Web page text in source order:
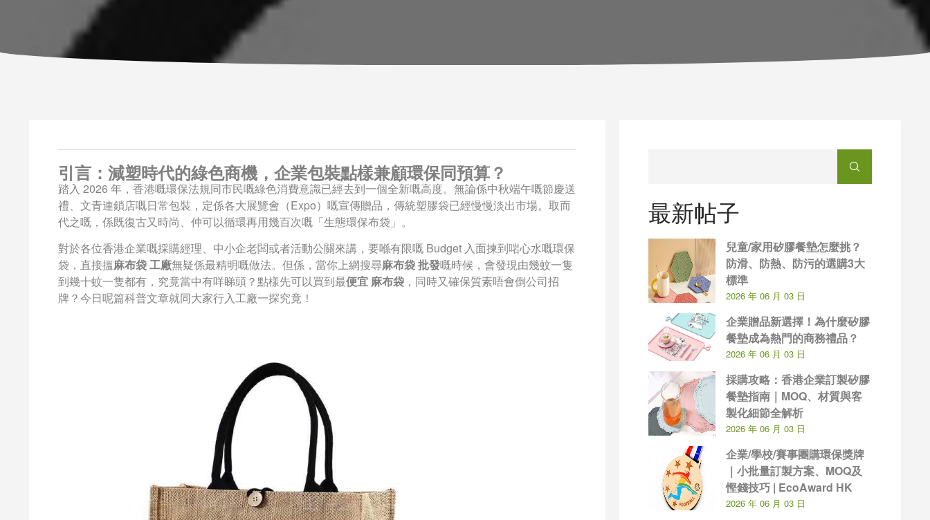
引言：減塑時代的綠色商機，企業包裝點樣兼顧環保同預算？
踏入 2026 年，香港嘅環保法規同市民嘅綠色消費意識已經去到一個全新嘅高度。無論係中秋端午嘅節慶送
禮、文青連鎖店嘅日常包裝，定係各大展覽會（Expo）嘅宣傳贈品，傳統塑膠袋已經慢慢淡出市場。取而
代之嘅，係既復古又時尚、仲可以循環再用幾百次嘅「生態環保布袋」。
對於各位香港企業嘅採購經理、中小企老闆或者活動公關來講，要喺有限嘅 Budget 入面揀到啱心水嘅環保
袋，直接搵麻布袋 工廠無疑係最精明嘅做法。但係，當你上網搜尋麻布袋 批發嘅時候，會發現由幾蚊一隻
到幾十蚊一隻都有，究竟當中有咩睇頭？點樣先可以買到最便宜 麻布袋 ，同時又確保質素唔會倒公司招
牌？今日呢篇科普文章就同大家行入工廠一探究竟！
最新帖子
兒童/家用矽膠餐墊怎麼挑？
防滑、防熱、防污的選購3大
標準
2026 年 06 月 03 日
企業贈品新選擇！為什麼矽膠
餐墊成為熱門的商務禮品？
2026 年 06 月 03 日
採購攻略：香港企業訂製矽膠
餐墊指南｜MOQ、材質與客
製化細節全解析
2026 年 06 月 03 日
企業/學校/賽事團購環保獎牌
｜小批量訂製方案、MOQ及
慳錢技巧 | EcoAward HK
2026 年 06 月 03 日